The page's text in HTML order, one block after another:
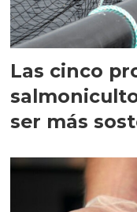
Las cinco
ser más